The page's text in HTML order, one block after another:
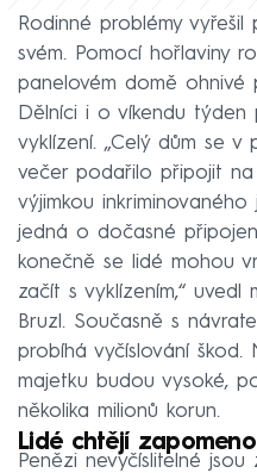
Rodinné problémy
svém. Pomocí hořlaviny
panelovém domě ohnivé
Dělníci i o víkendu
vyklízení. „Celý dům se
večer podařilo připojit na
výjimkou
jedná o dočasné
konečně se lidé mohou
začít s vyklízením,“ uvedl
Bruzl. Současně s
probíhá vyčíslování škod.
majetku budou vysoké,
několika milionů korun.
Lidé chtějí
Penězi nevyčíslitelné